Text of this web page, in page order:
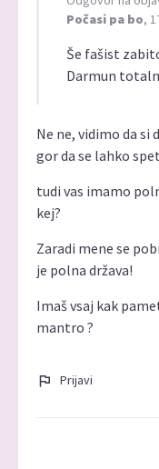
Počasi pa bo,
Še fašist
Darmun
Ne ne, vidimo da
gor da se lahko
tudi vas imamo
kej?
Zaradi mene se
je polna država!
Imaš vsaj kak
mantro ?
Prijavi